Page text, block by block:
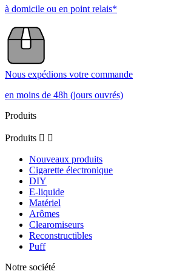
à domicile ou en point relais*
Nous expédions votre commande
en moins de 48h (jours ouvrés)
Produits
Produits  
Nouveaux produits
Cigarette électronique
DIY
E-liquide
Matériel
Arômes
Clearomiseurs
Reconstructibles
Puff
Notre société